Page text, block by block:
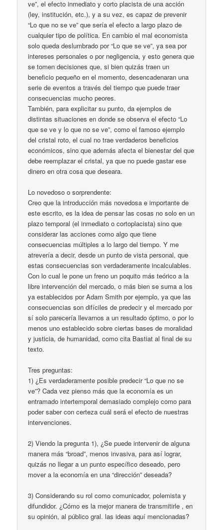
ve”, el efecto inmediato y corto placista de una acción
(ley, institución, etc.), y a su vez, es capaz de prevenir
“Lo que no se ve” que sería el efecto a largo plazo de
cualquier tipo de política. En cambio el mal economista
solo queda deslumbrado por “Lo que se ve”, ya sea por
intereses personales o por negligencia, y esto genera que
se tomen decisiones que, si bien quizás traen un
beneficio pequeño en el momento, desencadenaran una
serie de eventos a través del tiempo que puede traer
consecuencias mucho peores.
También, para explicitar su punto, da ejemplos de
distintas situaciones en donde se observa el efecto “Lo
que se ve y lo que no se ve”, como el famoso ejemplo
del cristal roto, el cual no trae verdaderos beneficios
económicos, sino que además afecta el bienestar del que
debe reemplazar el cristal, ya que no puede gastar ese
dinero en otra cosa que deseara.
Lo novedoso o sorprendente:
Creo que la introducción más novedosa e importante de
este escrito, es la idea de pensar las cosas no solo en un
plazo temporal (el inmediato o cortoplacista) sino que
considerar las acciones como algo que tiene
consecuencias múltiples a lo largo del tiempo. Y me
atrevería a decir, desde un punto de vista personal, que
estas consecuencias son verdaderamente incalculables.
Con lo cual le pone un freno un poquito más teórico a la
libre intervención del mercado, o más bien se suma a los
ya establecidos por Adam Smith por ejemplo, ya que las
consecuencias son difíciles de predecir y el mercado por
sí solo parecería llevarnos a un resultado óptimo, o por lo
menos uno establecido sobre ciertas bases de moralidad
y justicia, de humanidad, como cita Bastiat al final de su
texto.
Tres preguntas:
1) ¿Es verdaderamente posible predecir “Lo que no se
ve”? Cada vez pienso más que la economía es un
entramado intertemporal demasiado complejo como para
poder saber con certeza cuál será el efecto de nuestras
intervenciones.
2) Viendo la pregunta 1), ¿Se puede intervenir de alguna
manera más “broad”, menos invasiva, para así lograr,
quizás no llegar a un punto específico deseado, pero
mover a la economía en una “dirección” deseada?
3) Considerando su rol como comunicador, polemista y
difundidor. ¿Cómo es la mejor manera de transmitirle , en
su opinión, al público gral. las ideas aquí mencionadas?